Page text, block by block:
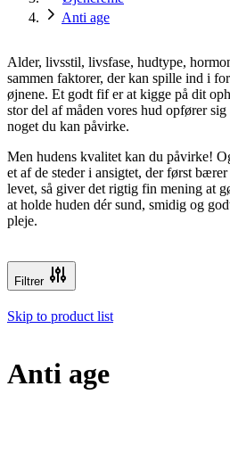
Anti age
Alder, livsstil, livsfase, hudtype,
sammen faktorer, der kan spille ind i
øjnene. Et godt fif er at kigge på dit
stor del af måden vores hud opfører
noget du kan påvirke.
Men hudens kvalitet kan du påvirke!
et af de steder i ansigtet, der først
levet, så giver det rigtig fin mening at
at holde huden dér sund, smidig og
pleje.
Filtrer
Skip to product list
Anti age